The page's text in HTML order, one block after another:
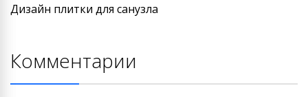
Дизайн плитки для санузла
Комментарии